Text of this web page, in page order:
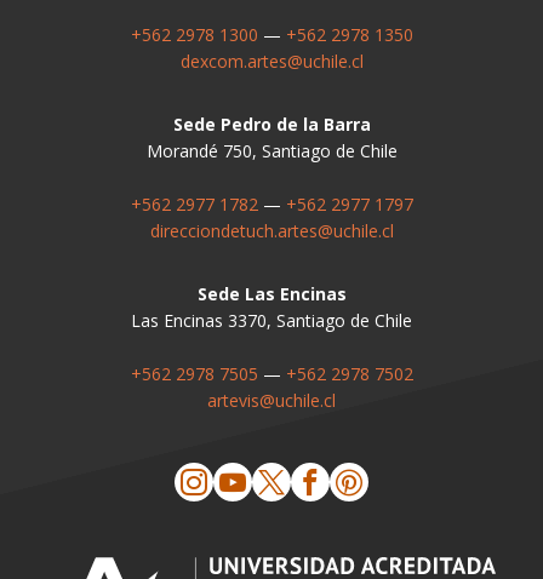
+562 2978 1300 — +562 2978 1350
dexcom.artes@uchile.cl
Sede Pedro de la Barra
Morandé 750, Santiago de Chile
+562 2977 1782— +562 2977 1797
direcciondetuch.artes@uchile.cl
Sede Las Encinas
Las Encinas 3370, Santiago de Chile
+562 2978 7505 — +562 2978 7502
artevis@uchile.cl